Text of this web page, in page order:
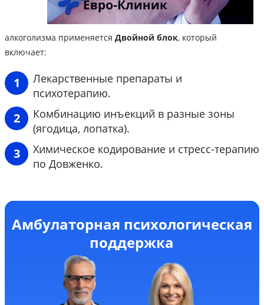
алкоголизма применяется Двойной блок, который
включает:
Лекарственные препараты и
психотерапию.
Комбинацию инъекций в разные зоны
(ягодица, лопатка).
Химическое кодирование и стресс-терапию
по Довженко.
Амбулаторная психологическая
поддержка